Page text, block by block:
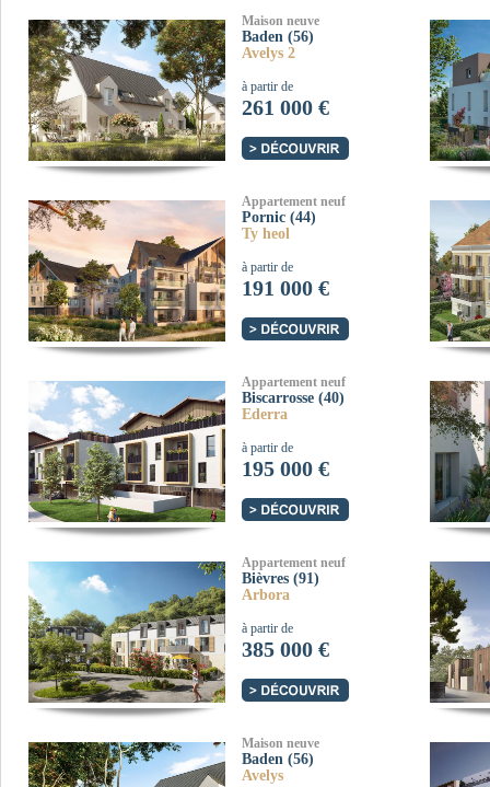
Maison neuve
Baden (56)
Avelys 2
à partir de
261 000 €
Appartement neuf
Pornic (44)
Ty heol
à partir de
191 000 €
Appartement neuf
Biscarrosse (40)
Ederra
à partir de
195 000 €
Appartement neuf
Bièvres (91)
Arbora
à partir de
385 000 €
Maison neuve
Baden (56)
Avelys